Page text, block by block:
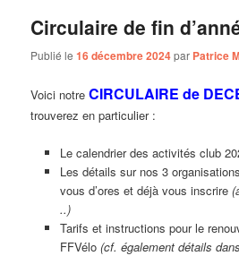
Circulaire de fin
Publié le16 décembre 2024par Patrice
Voici notreCIRCULAIRE de
trouverez en particulier :
Le calendrier des activités club
Les détails sur nos 3
vous d’ores et déjà vous inscrire
..)
Tarifs et instructions pour le
FFVélo (cf. également détails